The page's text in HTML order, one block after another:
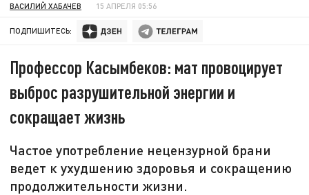
ВАСИЛИЙ ХАБАЧЕВ 15 АПРЕЛЯ 05:56
ПОДПИШИТЕСЬ:
Профессор Касымбеков: мат провоцирует
выброс разрушительной энергии и
сокращает жизнь
Частое употребление нецензурной брани
ведет к ухудшению здоровья и сокращению
продолжительности жизни.